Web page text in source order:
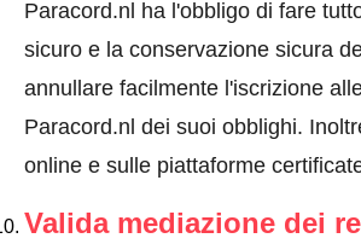
Paracord.nl ha l'obbligo di fare
sicuro e la conservazione sicura
annullare facilmente l'iscrizione
Paracord.nl dei suoi obblighi.
online e sulle piattaforme
Valida mediazione dei